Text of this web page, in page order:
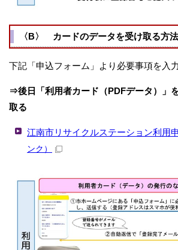
〈B〉 カードのデータを受け取る方法
下記「申込フォーム」より必要事項を入力
⇒後日「利用者カード（PDFデータ）」
取る
江南市リサイクルステーション利用
ンク）